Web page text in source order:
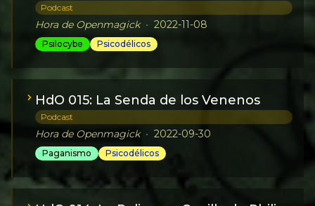
Podcast
Hora de Openmagick • 2022-11-08
Psilocybe Psicodélicos
HdO 015: La Senda de los Venenos
Podcast
Hora de Openmagick • 2022-09-30
Paganismo Psicodélicos